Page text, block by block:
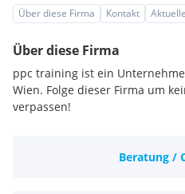
Über diese Firma Kontakt
Über diese Firma
ppc training ist ein
Wien. Folge dieser Firma um
verpassen!
Beratung /